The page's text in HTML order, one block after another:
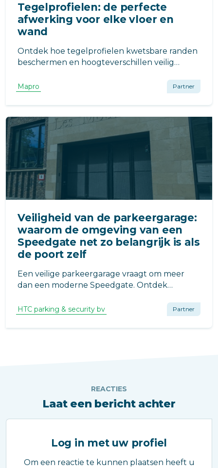
Tegelprofielen: de perfecte
afwerking voor elke vloer en
wand
Ontdek hoe tegelprofielen kwetsbare randen
beschermen en hoogteverschillen veilig
afsluitprofielen en S overgangsprofielen: de
juiste oplossing voor een strakke, duurzame
afwerking van vloeren en wanden.
Mapro Partner
Veiligheid van de parkeergarage:
waarom de omgeving van een
Speedgate net zo belangrijk is als
de poort zelf
Een veilige parkeergarage vraagt om meer
dan een moderne Speedgate. Ontdek
toegangspoort essentieel is voor een veilige
HTC parking & security bv Partner
REACTIES
Laat een bericht achter
Log in met uw profiel
Om een reactie te kunnen plaatsen heeft u